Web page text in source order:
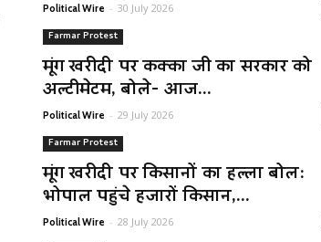
Political Wire - 30 July 2026
Farmar Protest
मूंग खरीदी पर कक्का जी का सरकार को
अल्टीमेटम, बोले- आज...
Political Wire - 29 July 2026
Farmar Protest
मूंग खरीदी पर किसानों का हल्ला बोल:
भोपाल पहुंचे हजारों किसान,...
Political Wire - 28 July 2026